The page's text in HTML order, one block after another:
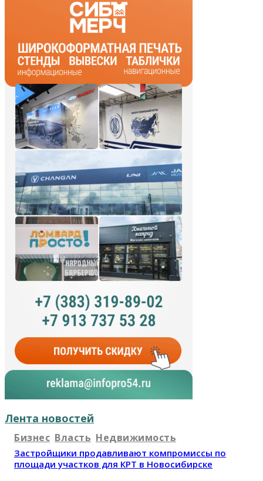
Лента новостей
Бизнес Власть Недвижимость
Застройщики продавливают компромиссы по
площади участков для КРТ в Новосибирске